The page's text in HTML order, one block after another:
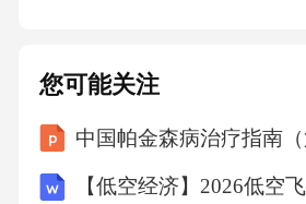
六、违约责任1.若甲方未按照
付物业管理服务费用，每逾期
支付金额的[X%]向乙方支付违
您可能关注